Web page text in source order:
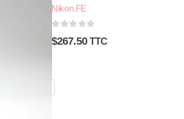
Nikon FE
$267.50 TTC